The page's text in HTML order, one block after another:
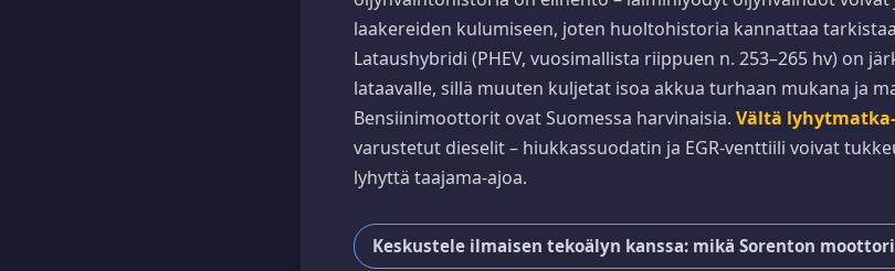
laakereiden kulumiseen, joten huoltohistoria kannattaa
Lataushybridi (PHEV, vuosimallista riippuen n. 253–265 hv) on
lataavalle, sillä muuten kuljetat isoa akkua turhaan mukana ja
Bensiinimoottorit ovat Suomessa harvinaisia. Vältä
varustetut dieselit – hiukkassuodatin ja EGR-venttiili voivat
lyhyttä taajama-ajoa.
Keskustele ilmaisen tekoälyn kanssa: mikä Sorenton